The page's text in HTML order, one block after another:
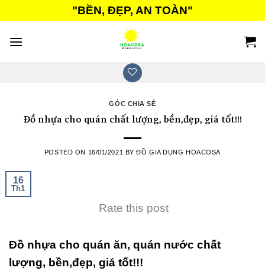
to
content
"BỀN, ĐẸP, AN TOÀN"
GÓC CHIA SẺ
Đồ nhựa cho quán chất lượng, bền,đẹp, giá tốt!!!
POSTED ON 16/01/2021 BYĐỒ GIA DỤNG HOACOSA
16
Th1
Rate this post
Đồ nhựa cho quán ăn, quán nước chất
lượng, bền,đẹp, giá tốt!!!